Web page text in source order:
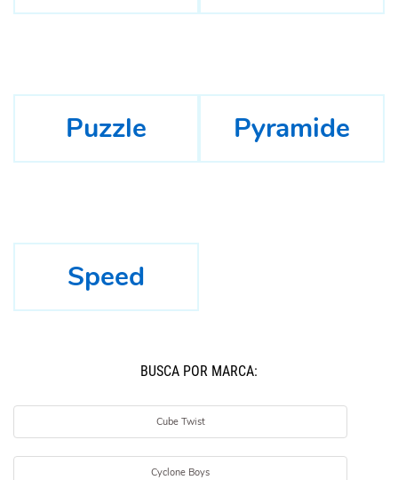
Puzzle Pyramide
Speed
BUSCÁ POR MARCA:
Cube Twist
Cyclone Boys